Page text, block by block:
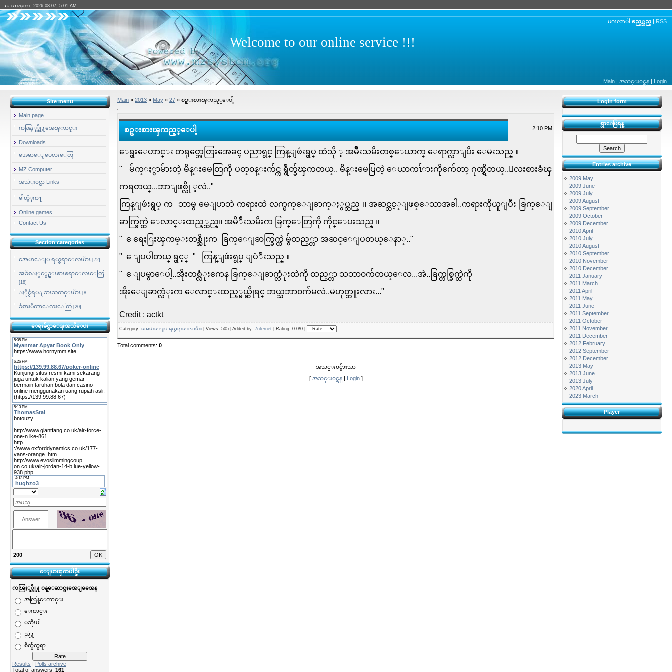
ေသာၾကာ, 2026-08-07, 5:01 AM
မဂၤလာပါ ဧည့္သည္ | RSS
Welcome to our online service !!!
Main | အသင္း၀င္ရန္ | Login
Site menu
Main page
ကၽြႏု္ပ္တို႔အေၾကာင္း
Downloads
အေမာေျပေလးေတြ
MZ Computer
အသံုး၀င္ရာ Links
ဓါတ္ပံုက႑
Online games
Contact Us
Section categories
အေမာေျပ ရယ္စရာေလးမ်ား [72]
အခ်စ္ႏွင့္စဥ္းစားစရာေလးေတြ
[18]
ႏိုင္ငံရပ္ျခားသတင္းမ်ား [8]
ခံစားမိတာေလးေတြ [20]
ေရးခ်င္ရာေရးအသိေပး
200
ေျပာၾကပါဦး
ကၽြႏု္တို႔ ၀န္ေဆာင္မႈအေျခအေန
အလြန္ေကာင္း
ေကာင္း
မဆိုးပါ
ညံ႔
စိတ္ပ်က္စရာ
Results | Polls archive
Total of answers: 161
Main » 2013 » May » 27 » စဥ္းစားၾကည့္ေပါ့
စဥ္းစားၾကည့္ေပါ့ 2:10 PM
ေရွးေဟာင္း တရုတ္အေတြးအေခၚ ပညာရွင္ ကြန္ျဖဴးရွပ္ ထံသို ့ အမ်ိဳးသမီးတစ္ေယာက္ ေရာက္လာျပီး ေမးသည္ ။
" မ်က္ႏွာမ်ားတဲ့ မိန္းမေတြကို ပတ္၀န္းက်င္က ရွဳတ္ခ်ၾကတယ္.. မိန္းမေပြတဲ့ ေယာကၤ်ားကိုက်ေတာ့ ဂုဏ္ရွိတယ္..ေလးစားခံၾ
ကရတယ္...ဘာျဖစ္လို ့လဲ.."
ကြန္ျဖဴးရွပ္ က ဘာမွ မေျပာဘဲ ကရားထဲ လက္ဖက္ေျခာက္ႏွပ္သည္ ။ အဆင္သင့္ျဖစ္ေသာအခါ..ကရားကိုယူျပီး ခြက္ေျ
ခာက္ခြက္ထဲ ေလာင္းထည့္သည္။ အမိ်ဳးသမီးက ခြက္ေတြကို ကိုင္ေပးသည္ ။
" ေရေႏြးၾကမ္းတစ္အိုးက ခြက္ေျခာက္ခြက္ထဲ မွ်ထည့္တာ အဆင္ေျပတယ္ေနာ္.."
" ေျပပါတယ္ ရွင့္ " ကြန္ျဖဴးရွပ္ ျပံဳးသည္ ။
" ေျပမွာေပါ့..အိုးတစ္လံုးကေန ခြက္ေျခာက္လံုးထဲကို ထည့္တာ သဘာ၀က်တယ္ေလ...အဲ..ခြက္တစ္ခြက္ထဲကို
အိုးေျခာက္လံုးက ေလာင္းထည့္မယ္ဆိုရင္ ဘယ္သဘာ၀က်မလဲ..မဟုတ္ဘူးလား..."
Credit : actkt
Category: အေမာေျပ ရယ္စရာေလးမ်ား Views: 505 | Added by: 7nternet Rating: 0.0/0 |
Total comments: 0
အသင္း၀င္မ်ားသာ
[ အသင္း၀င္ရန္| Login]
Login form
ရွာေဖြရန္
Entries archive
2009 May
2009 June
2009 July
2009 August
2009 September
2009 October
2009 December
2010 April
2010 July
2010 August
2010 September
2010 November
2010 December
2011 January
2011 March
2011 April
2011 May
2011 June
2011 September
2011 October
2011 November
2011 December
2012 February
2012 September
2012 December
2013 May
2013 June
2013 July
2020 April
2023 March
Player